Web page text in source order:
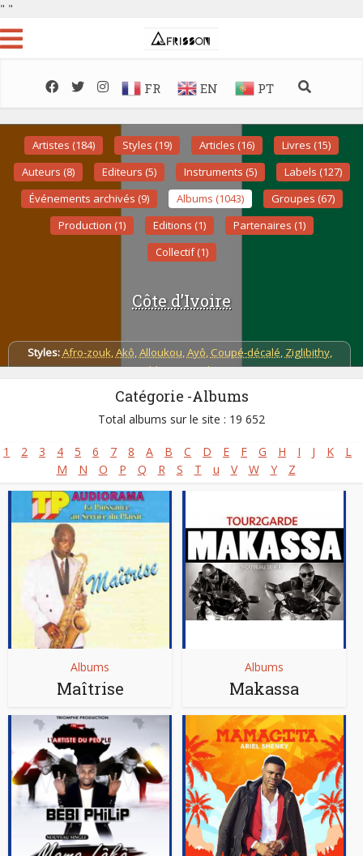
" "
FR EN PT
Artistes (184) Styles (19) Articles (16)
Livres (15)
Auteurs (8)
Editeurs (5) Instruments (5)
Labels (127)
Événements archivés (9)
Albums (1043)
Groupes (67)
Production (1)
Editions (1)
Partenaires (1)
Collectif (1)
Côte d’Ivoire
Styles:Afro-zouk,Akô,Alloukou,Ayô, Coupé-décalé, Ziglibithy,
Zoblazo,Zouglou
Catégorie -Albums
Total albums sur le site : 19 652
1 2 3 4 5 6 7 8 A B C D E F G H I J K
L
M
N O P Q R S T u V W Y Z
Albums
Maîtrise
Albums
Makassa